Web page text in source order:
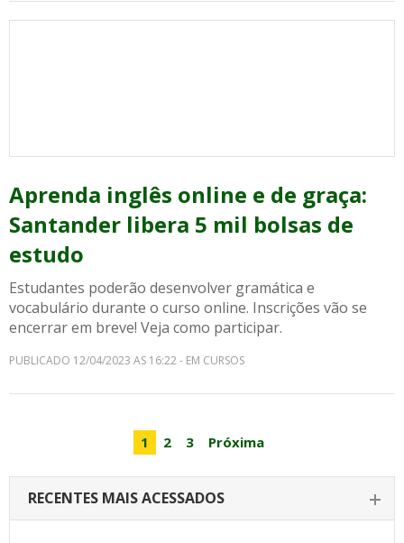
Aprenda inglês online e de graça:
Santander libera 5 mil bolsas de
estudo
Estudantes poderão desenvolver gramática e
vocabulário durante o curso online. Inscrições vão se
encerrar em breve! Veja como participar.
PUBLICADO 12/04/2023 AS 16:22 - EM CURSOS
1 2 3 Próxima
RECENTES MAIS ACESSADOS